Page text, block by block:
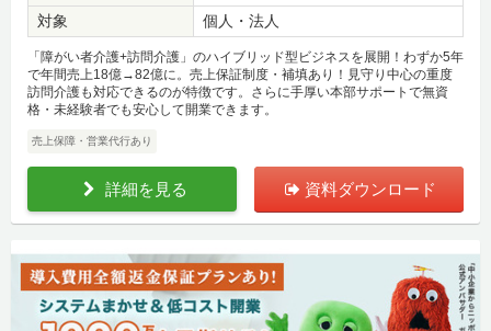
対象 個人・法人
「障がい者介護+訪問介護」のハイブリッド型ビジネスを展開！わずか5年
で年間売上18億→82億に。売上保証制度・補填あり！見守り中心の重度
訪問介護も対応できるのが特徴です。さらに手厚い本部サポートで無資
格・未経験者でも安心して開業できます。
売上保障・営業代行あり
詳細を見る 資料ダウンロード